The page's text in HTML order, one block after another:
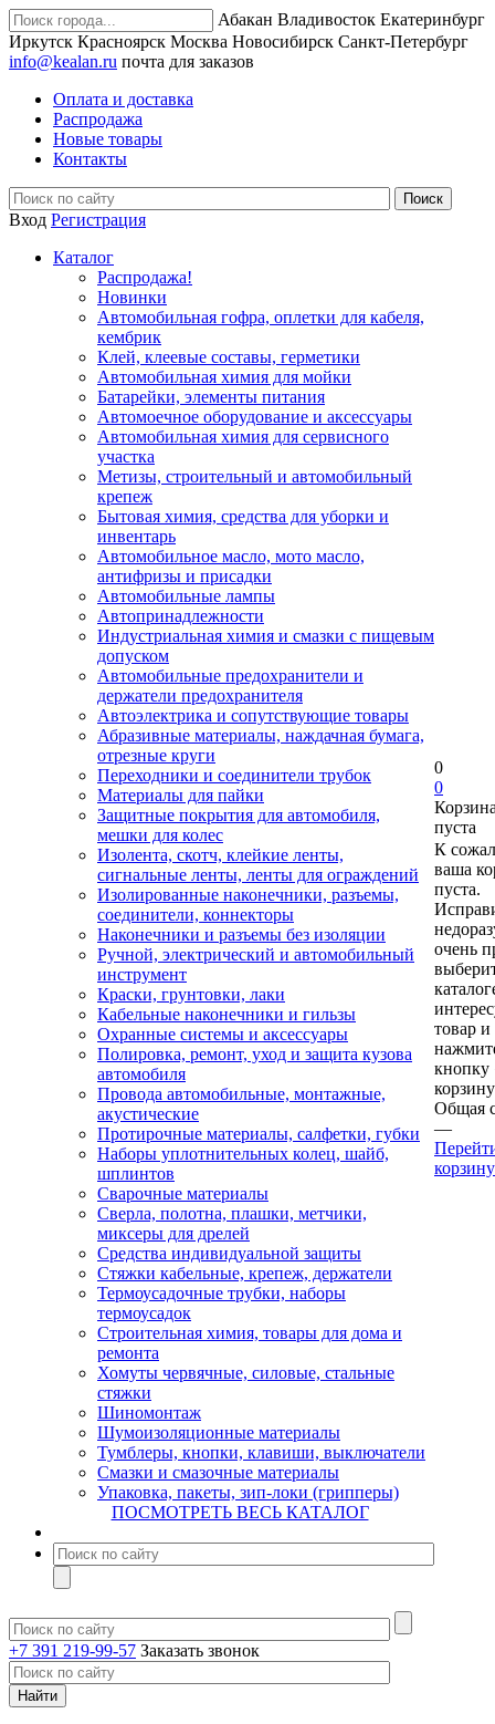
Абакан Владивосток Екатеринбург
Иркутск Красноярск Москва Новосибирск Санкт-Петербург
info@kealan.ru почта для заказов
Оплата и доставка
Распродажа
Новые товары
Контакты
Вход Регистрация
Каталог
Распродажа!
Новинки
Автомобильная гофра, оплетки для кабеля,
кембрик
Клей, клеевые составы, герметики
Автомобильная химия для мойки
Батарейки, элементы питания
Автомоечное оборудование и аксессуары
Автомобильная химия для сервисного
участка
Метизы, строительный и автомобильный
крепеж
Бытовая химия, средства для уборки и
инвентарь
Автомобильное масло, мото масло,
антифризы и присадки
Автомобильные лампы
Автопринадлежности
Индустриальная химия и смазки с пищевым
допуском
Автомобильные предохранители и
держатели предохранителя
Автоэлектрика и сопутствующие товары
Абразивные материалы, наждачная бумага,
отрезные круги
Переходники и соединители трубок
Материалы для пайки
Защитные покрытия для автомобиля,
мешки для колес
Изолента, скотч, клейкие ленты,
сигнальные ленты, ленты для ограждений
Изолированные наконечники, разъемы,
соединители, коннекторы
Наконечники и разъемы без изоляции
Ручной, электрический и автомобильный
инструмент
Краски, грунтовки, лаки
Кабельные наконечники и гильзы
Охранные системы и аксессуары
Полировка, ремонт, уход и защита кузова
автомобиля
Провода автомобильные, монтажные,
акустические
Протирочные материалы, салфетки, губки
Наборы уплотнительных колец, шайб,
шплинтов
Сварочные материалы
Сверла, полотна, плашки, метчики,
миксеры для дрелей
Средства индивидуальной защиты
Стяжки кабельные, крепеж, держатели
Термоусадочные трубки, наборы
термоусадок
Строительная химия, товары для дома и
ремонта
Хомуты червячные, силовые, стальные
стяжки
Шиномонтаж
Шумоизоляционные материалы
Тумблеры, кнопки, клавиши, выключатели
Смазки и смазочные материалы
Упаковка, пакеты, зип-локи (грипперы)
ПОСМОТРЕТЬ ВЕСЬ КАТАЛОГ
+7 391 219-99-57 Заказать звонок
0
0
пуста
К
ваша
пуста.
очень
товар и
кнопку
Общая
—
корзину